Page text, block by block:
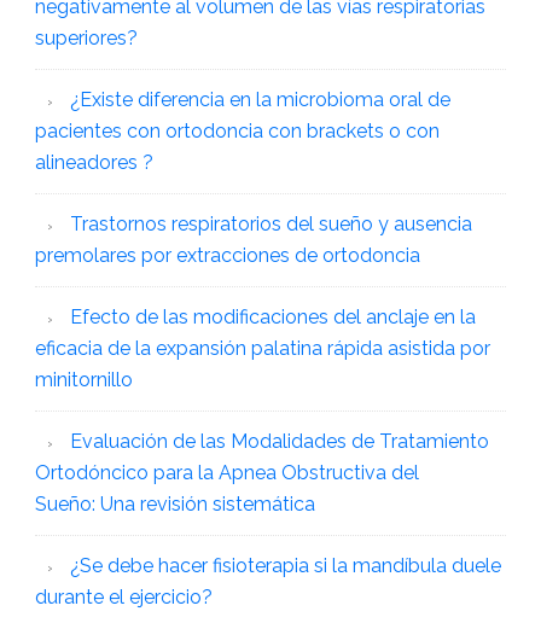
negativamente al volumen de las vías respiratorias
superiores?
¿Existe diferencia en la microbioma oral de
pacientes con ortodoncia con brackets o con
alineadores ?
Trastornos respiratorios del sueño y ausencia
premolares por extracciones de ortodoncia
Efecto de las modificaciones del anclaje en la
eficacia de la expansión palatina rápida asistida por
minitornillo
Evaluación de las Modalidades de Tratamiento
Ortodóncico para la Apnea Obstructiva del
Sueño: Una revisión sistemática
¿Se debe hacer fisioterapia si la mandíbula duele
durante el ejercicio?